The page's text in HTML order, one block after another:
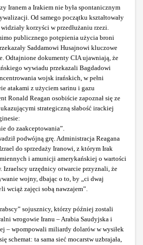
Iranem a Irakiem nie była spontanicznym
Od samego początku kształtowały
korzyści w przedłużaniu rzezi.
publicznego potępienia użycia broni
Saddamowi Husajnowi kluczowe
Odtajnione dokumenty CIA ujawniają, że
wywiadu przekazali Bagdadowi
wojsk irańskich, w pełni
atakami z użyciem sarinu i gazu
Ronald Reagan osobiście zapoznał się ze
strategiczną słabość irackiej
do zaakceptowania”.
podwójną grę. Administracja Reagana
do sprzedaży Iranowi, z którym Irak
i amunicji amerykańskiej o wartości
urzędnicy otwarcie przyznali, że
wojny, dbając o to, by „ci dwaj
wciąż zajęci sobą nawzajem”.
sojusznicy, którzy później zostali
wrogowie Iranu – Arabia Saudyjska i
– wpompowali miliardy dolarów w wysiłek
schemat: ta sama sieć mocarstw uzbrajała,